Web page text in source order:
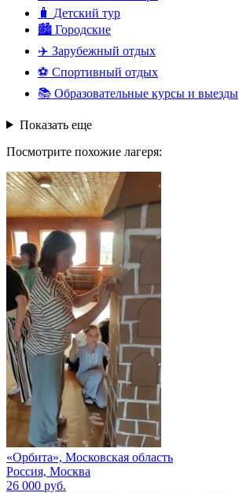
🧳 Детский тур
🏙️ Городские
✈️ Зарубежный отдых
⚽ Спортивный отдых
📚 Образовательные курсы и выезды
Показать еще
Посмотрите похожие лагеря:
«Орбита», Московская область
Россия, Москва
26 000 руб.